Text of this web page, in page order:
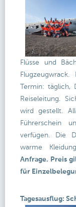
Flüsse und
Termin: täglich,
Reiseleitung.
wird gestellt.
Führerschein
verfügen. Die
warme
Anfrage. Preis
für
Tagesausflug: